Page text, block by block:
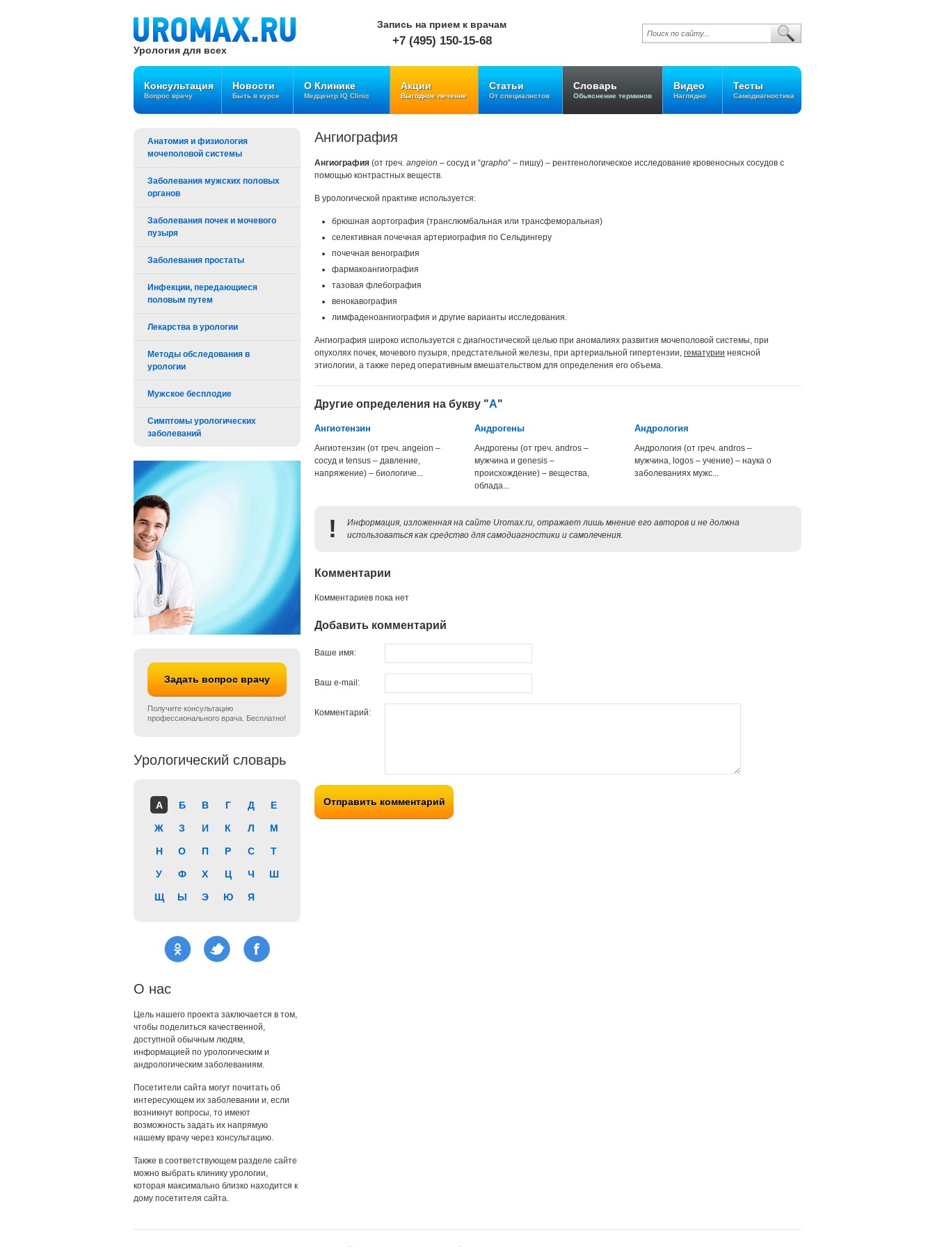
Урология для всех
Запись на прием к врачам
+7 (495) 150-15-68
Консультация
Вопрос врачу
Новости
Быть в курсе
О Клинике
Медцентр IQ Clinic
Акции
Выгодное лечение
Статьи
От специалистов
Словарь
Обьяснение терминов
Видео
Наглядно
Тесты
Самодиагностика
Анатомия и физиология
мочеполовой системы
Заболевания мужских половых
органов
Заболевания почек и мочевого
пузыря
Заболевания простаты
Инфекции, передающиеся
половым путем
Лекарства в урологии
Методы обследования в
урологии
Мужское бесплодие
Симптомы урологических
заболеваний
Задать вопрос врачу
Получите консультацию
профессионального врача. Бесплатно!
Урологический словарь
А Б В Г Д Е
Ж З И К Л М
Н О П Р С Т
У Ф Х Ц Ч Ш
Щ Ы Э Ю Я
О нас
Цель нашего проекта заключается в том,
чтобы поделиться качественной,
доступной обычным людям,
информацией по урологическим и
андрологическим заболеваниям.
Посетители сайта могут почитать об
интересующем их заболевании и, если
возникнут вопросы, то имеют
возможность задать их напрямую
нашему врачу через консультацию.
Также в соответствующем разделе сайте
можно выбрать клинику урологии,
которая максимально близко находится к
дому посетителя сайта.
Ангиография
Ангиография (от греч. angeion – сосуд и “grapho“ – пишу) – рентгенологическое исследование кровеносных сосудов с
помощью контрастных веществ.
В урологической практике используется:
брюшная аортография (транслюмбальная или трансфеморальная)
селективная почечная артериография по Сельдингеру
почечная венография
фармакоангиография
тазовая флебография
венокавография
лимфаденоангиография и другие варианты исследования.
Ангиография широко используется с диагностической целью при аномалиях развития мочеполовой системы, при
опухолях почек, мочевого пузыря, предстательной железы, при артериальной гипертензии, гематурии неясной
этиологии, а также перед оперативным вмешательством для определения его объема.
Другие определения на букву "А"
Ангиотензин
Ангиотензин (от греч. angeion –
сосуд и tensus – давление,
напряжение) – биологиче...
Андрогены
Андрогены (от греч. andros –
мужчина и genesis –
происхождение) – вещества,
облада...
Андрология
Андрология (от греч. andros –
мужчина, logos – учение) – наука о
заболеваниях мужс...
!
Информация, изложенная на сайте Uromax.ru, отражает лишь мнение его авторов и не должна
использоваться как средство для самодиагностики и самолечения.
Комментарии
Комментариев пока нет
Добавить комментарий
Ваше имя:
Ваш e-mail:
Комментарий:
Отправить комментарий